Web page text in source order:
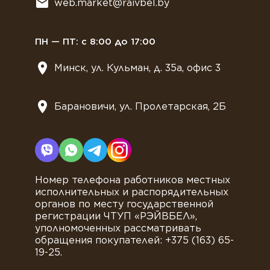
web.market@raivbel.by
ПН — ПТ: с 8:00 до 17:00
Минск, ул. Кульман, д. 35а, офис 3
Барановичи, ул. Пролетарская, 2Б
Номер телефона работников местных
исполнительных и распорядительных
органов по месту государственной
регистрации ЧТУП «РЭЙВБЕЛ»,
уполномоченных рассматривать
обращения покупателей: +375 (163) 65-
19-25.